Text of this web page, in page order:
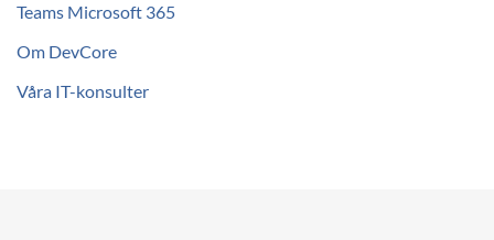
Teams Microsoft 365
Om DevCore
Våra IT-konsulter